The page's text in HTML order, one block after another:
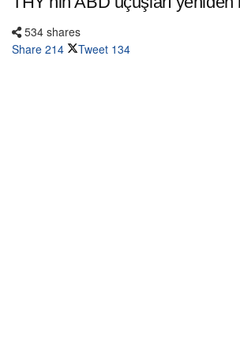
534 shares
Share 214 Tweet 134